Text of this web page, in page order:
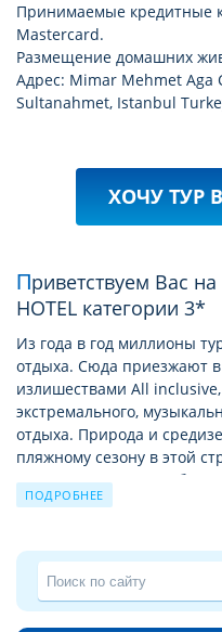
Принимаемые кредитные
Mastercard.
Размещение домашних
Адрес: Mimar Mehmet Aga
Sultanahmet, Istanbul
ХОЧУ ТУР
Приветствуем Вас на странице отеля ACRA
HOTEL категории 3*
Из года в год миллионы
отдыха. Сюда приезжают в
излишествами All
экстремального,
отдыха. Природа и
пляжному сезону в этой
заканчиваться в октябре.
круглый год посещать
Подробное описание
На этой странице мы
описанием отеля ACRA
ПОДРОБНЕЕ